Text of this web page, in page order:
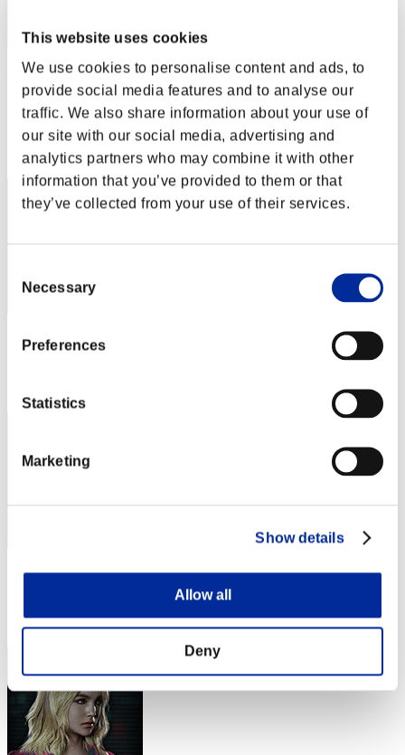
This website uses cookies
We use cookies to personalise content and ads, to
provide social media features and to analyse our
traffic. We also share information about your use of
our site with our social media, advertising and
analytics partners who may combine it with other
information that you’ve provided to them or that
they’ve collected from your use of their services.
Selection
Necessary
Preferences
Statistics
Marketing
Show details
Allow all
Deny
かける
スコア:Lv:40/06'11"50
RANK
262
スコア: -
スコア: -
264